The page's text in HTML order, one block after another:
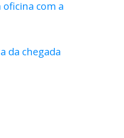
com a
da chegada